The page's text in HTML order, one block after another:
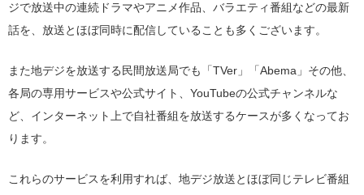
ジで放送中の連続ドラマやアニメ作品、バラエティ番組などの最新
話を、放送とほぼ同時に配信していることも多くございます。
また地デジを放送する民間放送局でも「TVer」「Abema」その他、
各局の専用サービスや公式サイト、YouTubeの公式チャンネルな
ど、インターネット上で自社番組を放送するケースが多くなってお
ります。
これらのサービスを利用すれば、地デジ放送とほぼ同じテレビ番組